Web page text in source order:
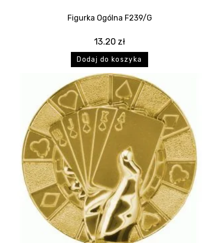
Figurka Ogólna F239/G
13.20 zł
Dodaj do koszyka